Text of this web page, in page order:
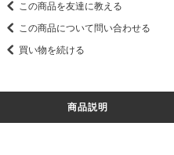
この商品を友達に教える
この商品について問い合わせる
買い物を続ける
商品説明